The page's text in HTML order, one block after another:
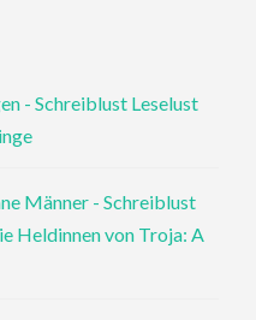
- Schreiblust Leselust
Männer - Schreiblust
Heldinnen von Troja: A